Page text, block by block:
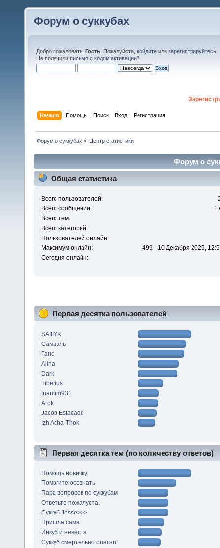
Форум о суккубах
Добро пожаловать, Гость . Пожалуйста, войдите или зарегистрируйтесь
Не получили письмо с кодом активации?
Начало Помощь Поиск Вход Регистрация
Форум о суккубах » Центр статистики
Форум о
Общая статистика
Всего пользователей:
Всего сообщений:
Всего тем:
Всего категорий:
Пользователей онлайн:
Максимум онлайн:
499 - 10 Декабря 2025,
Сегодня онлайн:
Первая десятка пользователей
SAIIIYK
Самаэль
Ганс
Alina
Dark
Tiberius
triarium931
Arok
Jacob Estacado
Izh Acha-Thok
Первая десятка тем (по количеству ответов)
Помощь новичку.
Помогите осознать
Пара вопросов по суккубам
Ответьте пожалуста.
Суккуб Jesse>>>
Пришла сама
Инкуб и невеста
Суккуб смертельно опасно!